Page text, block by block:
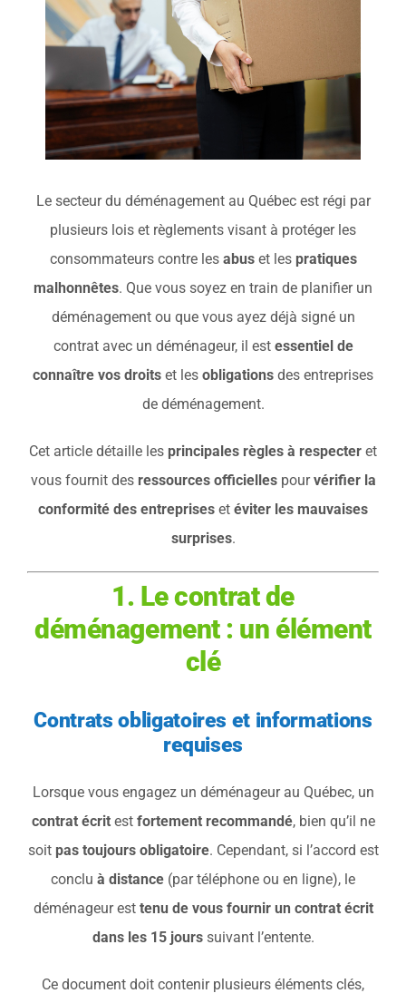
À propos
Contact
Le secteur du déménagement au Québec est régi par
plusieurs lois et règlements visant à protéger les
consommateurs contre les abuset les pratiques
malhonnêtes. Que vous soyez en train de planifier un
déménagement ou que vous ayez déjà signé un
contrat avec un déménageur, il est essentiel de
connaître vos droits et les obligations des entreprises
de déménagement.
Cet article détaille les principales règles à respecter et
vous fournit des ressources officiellespourvérifier la
conformité des entreprises et éviter les mauvaises
surprises.
1. Le contrat de
déménagement : un élément
clé
Contrats obligatoires et informations
requises
Lorsque vous engagez un déménageur au Québec, un
contrat écritest fortement recommandé, bien qu’il ne
soit pas toujours obligatoire. Cependant, si l’accord est
conclu à distance (par téléphone ou en ligne), le
déménageur est tenu de vous fournir un contrat écrit
dans les 15 jourssuivant l’entente.
Ce document doit contenir plusieurs éléments clés,